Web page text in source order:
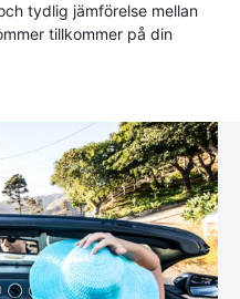
tydlig jämförelse mellan
tillkommer på din